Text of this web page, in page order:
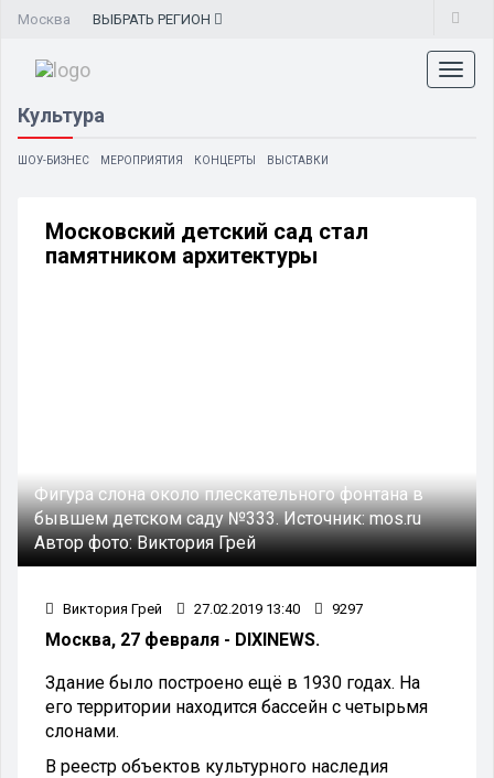
Москва ВЫБРАТЬ РЕГИОН
Культура
ШОУ-БИЗНЕС МЕРОПРИЯТИЯ КОНЦЕРТЫ ВЫСТАВКИ
Московский детский сад стал
памятником архитектуры
Фигура слона около плескательного фонтана в
бывшем детском саду №333.Источник:mos.ru
Автор фото:Виктория Грей
Виктория Грей 27.02.2019 13:40 9297
Москва, 27 февраля - DIXINEWS.
Здание было построено ещё в 1930 годах. На
его территории находится бассейн с четырьмя
слонами.
В реестр объектов культурного наследия